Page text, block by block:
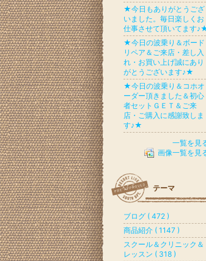
★今日もありがとうござ
いました。毎日楽しくお
仕事させて頂いてます
★今日の波乗り＆ボード
リペア＆ご来店・差し入
れ・お買い上げ誠にあり
がとうございます♪★
★今日の波乗り＆コホオ
ーダー頂きました＆初心
者セットＧＥＴ＆ご来
店・ご購入に感謝致しま
す♪★
一覧を見
画像一覧を見
テーマ
ブログ ( 472 )
商品紹介 ( 1147 )
スクール＆クリニック＆
レッスン ( 318 )